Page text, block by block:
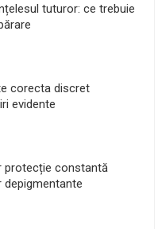
tuturor: ce trebuie
corecta discret
evidente
protecție constantă
depigmentante